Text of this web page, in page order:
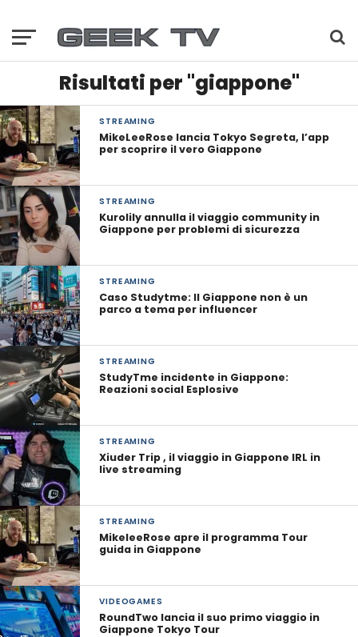
Risultati per "giappone"
STREAMING
MikeLeeRose lancia Tokyo Segreta, l’app
per scoprire il vero Giappone
STREAMING
Kurolily annulla il viaggio community in
Giappone per problemi di sicurezza
STREAMING
Caso Studytme: Il Giappone non è un
parco a tema per influencer
STREAMING
StudyTme incidente in Giappone:
Reazioni social Esplosive
STREAMING
Xiuder Trip , il viaggio in Giappone IRL in
live streaming
STREAMING
MikeleeRose apre il programma Tour
guida in Giappone
VIDEOGAMES
RoundTwo lancia il suo primo viaggio in
Giappone Tokyo Tour